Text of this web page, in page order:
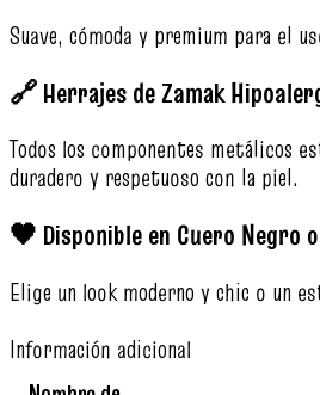
Suave, cómoda y premium para el
🔗 Herrajes de Zamak
Todos los componentes metálicos
duradero y respetuoso con la piel.
🖤 Disponible en Cuero Negro
Elige un look moderno y chic o un
Información adicional